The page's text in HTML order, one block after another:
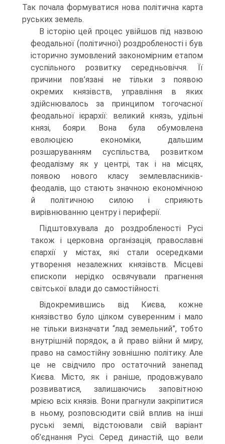
Так почала формуватися нова політична карта
руських земель.
В історію цей процес увійшов під назвою
феодальної (політичної) роздробленості і був
історично зумовлений закономірним етапом
суспільного розвитку середньовіччя. Її
причини пов’язані не тільки з появою
окремих князівств, управління в яких
здійснювалось за принципом тогочасної
феодальної ієрархії: великий князь, удільні
князі, бояри. Вона була обумовлена
еволюцією економіки, дальшим
розшаруванням суспільства, розвитком
феодалізму як у центрі, так і на місцях,
появою нового класу землевласників-
феодалів, що стають значною економічною
й політичною силою і сприяють
вирівнюванню центру і периферії.
Підштовхувала до роздробленості Русі
також і церковна організація, православні
єпархії у містах, які стали осередками
утворення незалежних князівств. Місцеві
єпископи нерідко освячували прагнення
світської влади до самостійності.
Відокремившись від Києва, кожне
князівство було цілком суверенним і мало
не тільки визначати “лад земельний”, тобто
внутрішній порядок, а й право війни й миру,
право на самостійну зовнішню політику. Але
це не свідчило про остаточний занепад
Києва. Місто, як і раніше, продовжувало
розвиватися, залишаючись заповітною
мрією всіх князів. Вони прагнули закріпитися
в ньому, розповсюдити свій вплив на інші
руські землі, відстоювали свій варіант
об’єднання Русі. Серед династій, що вели